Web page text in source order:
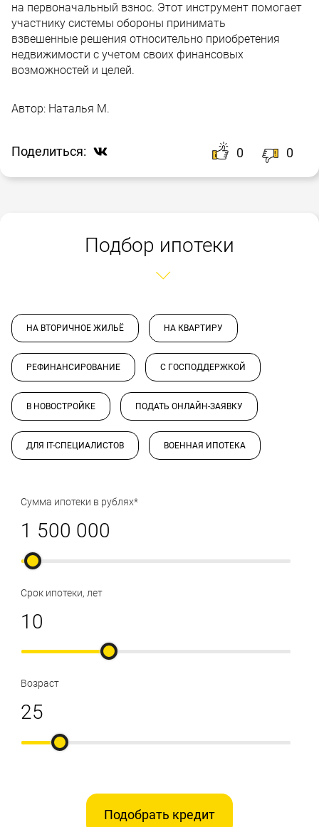
на первоначальный взнос. Этот инструмент помогает
участнику системы обороны принимать
взвешенные решения относительно приобретения
недвижимости с учетом своих финансовых
возможностей и целей.
Автор: Наталья М.
Поделиться: 0 0
Подбор ипотеки
НА ВТОРИЧНОЕ ЖИЛЬЁ НА КВАРТИРУ
РЕФИНАНСИРОВАНИЕ С ГОСПОДДЕРЖКОЙ
В НОВОСТРОЙКЕ ПОДАТЬ ОНЛАЙН-ЗАЯВКУ
ДЛЯ IT-СПЕЦИАЛИСТОВ ВОЕННАЯ ИПОТЕКА
Сумма ипотеки в рублях*
Срок ипотеки, лет
Возраст
Подобрать кредит